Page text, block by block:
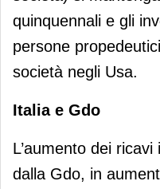
quinquennali e gli
persone
società negli Usa.
Italia e Gdo
L’aumento dei
dalla Gdo, in